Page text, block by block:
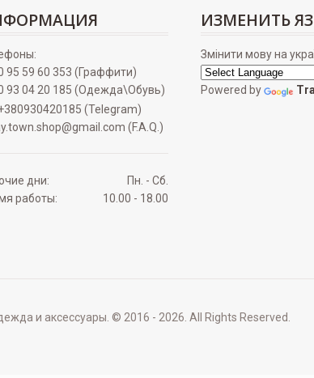
95 59 60 353 (Граффити)
93 04 20 185 (Одежда\Обувь)
(Telegram)
(F.A.Q.)
дни:
Пн. - Сб.
работы:
10.00 - 18.00
ИЗМЕНИТЬ
Змінити мову на
Powered by
и аксессуары. © 2016 - 2026. All Rights Reserved.